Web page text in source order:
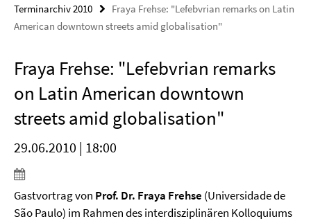
Terminarchiv 2010
Fraya Frehse: "Lefebvrian remarks on Latin
American downtown streets amid globalisation"
Fraya Frehse: "Lefebvrian remarks
on Latin American downtown
streets amid globalisation"
29.06.2010 | 18:00
Gastvortrag von Prof. Dr. Fraya Frehse (Universidade de
São Paulo) im Rahmen des interdisziplinären Kolloquiums